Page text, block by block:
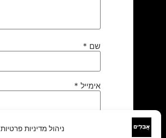
ניהול מדיניות פרטיות
שם *
אימייל *